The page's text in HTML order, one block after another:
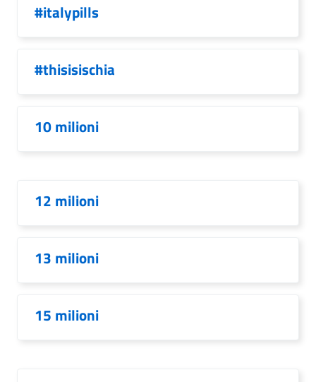
#italypills
#thisisischia
10 milioni
12 milioni
13 milioni
15 milioni